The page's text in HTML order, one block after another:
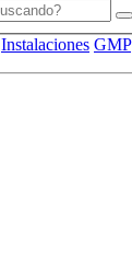
Instalaciones GMP